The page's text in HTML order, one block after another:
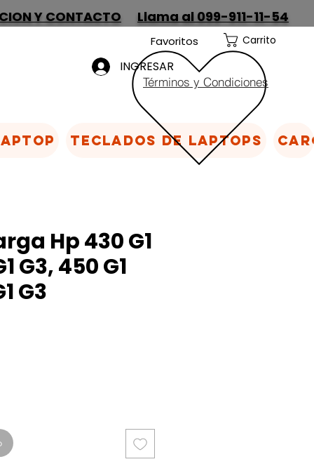
Y CONTACTO Llama al 099-911-11-54
Favoritos Carrito
Términos y Condiciones
INGRESAR
Hp 430 G1
G3, 450 G1
G3
Teclados de laptops